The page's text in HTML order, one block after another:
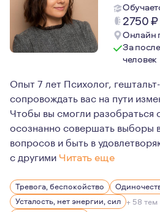
2750₽
Онлайн
За
человек
Опыт 7 лет Психолог,
сопровождать вас на пути
Чтобы вы смогли разобраться
осознанно совершать выборы
вопросов и быть в
с другими Читать еще
Я прошла большой путь
Тревога, беспокойство
Усталость, нет энергии, сил + 58 тем